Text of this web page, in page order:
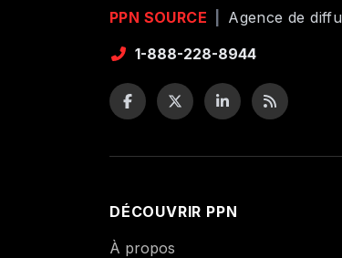
PPN SOURCE
Agence de
1-888-228-8944
DÉCOUVRIR PPN
À propos